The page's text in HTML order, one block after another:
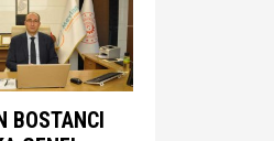
BOSTANCI